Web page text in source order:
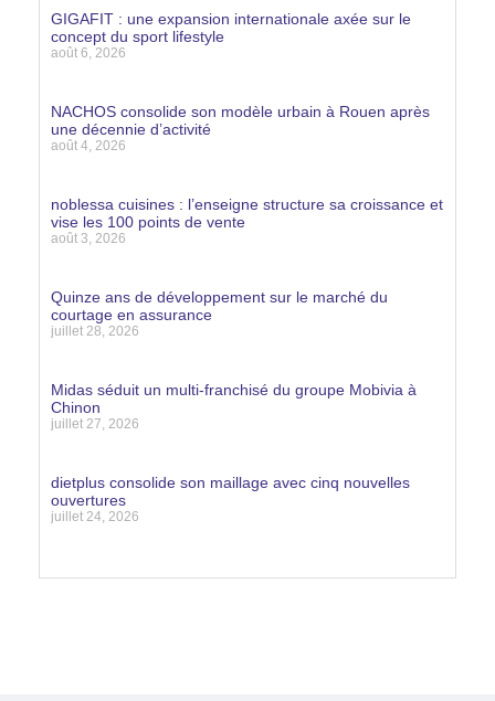
GIGAFIT : une expansion internationale axée sur le
concept du sport lifestyle
août 6, 2026
NACHOS consolide son modèle urbain à Rouen après
une décennie d’activité
août 4, 2026
noblessa cuisines : l’enseigne structure sa croissance et
vise les 100 points de vente
août 3, 2026
Quinze ans de développement sur le marché du
courtage en assurance
juillet 28, 2026
Midas séduit un multi-franchisé du groupe Mobivia à
Chinon
juillet 27, 2026
dietplus consolide son maillage avec cinq nouvelles
ouvertures
juillet 24, 2026